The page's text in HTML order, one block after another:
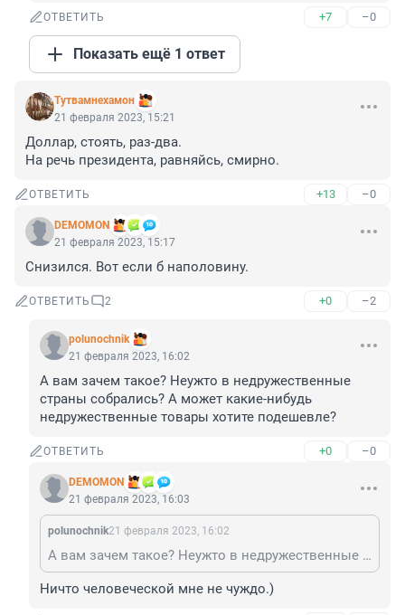
ОТВЕТИТЬ +7 –0
Показать ещё 1 ответ
Тутвамнеxамoн
21 февраля 2023, 15:21
Доллар, стоять, раз-два.
На речь президента, равняйсь, смирно.
ОТВЕТИТЬ +13 –0
DEMOMON
21 февраля 2023, 15:17
Снизился. Вот если б наполовину.
ОТВЕТИТЬ 2 +0 –2
polunochnik
21 февраля 2023, 16:02
А вам зачем такое? Неужто в недружественные
страны собрались? А может какие-нибудь
недружественные товары хотите подешевле?
ОТВЕТИТЬ +0 –0
DEMOMON
21 февраля 2023, 16:03
polunochnik21 февраля 2023, 16:02
А вам зачем такое? Неужто в недружественные страны собрались? А может какие-нибудь недружественные товары хотите подешевле?
Ничто человеческой мне не чуждо.)